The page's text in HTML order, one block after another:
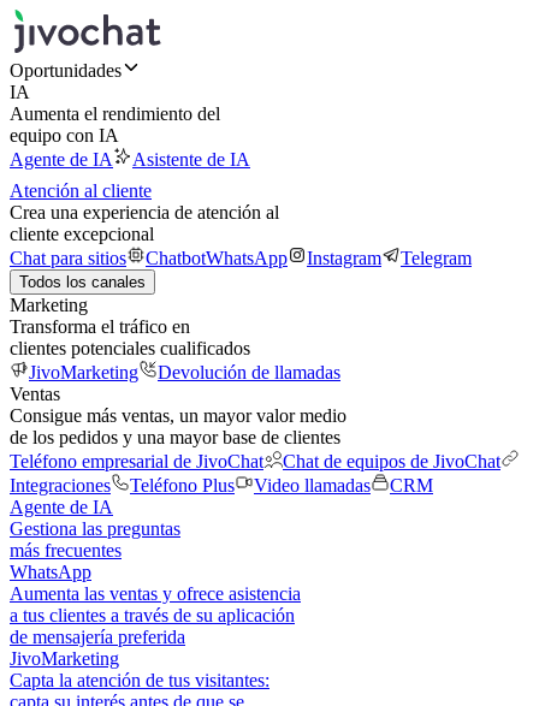
Oportunidades
IA
Aumenta el rendimiento del
equipo con IA
Agente de IA
Asistente de IA
Atención al cliente
Crea una experiencia de atención al
cliente excepcional
Chat para sitios
ChatbotWhatsApp Instagram Telegram
Todos los canales
Marketing
Transforma el tráfico en
clientes potenciales cualificados
JivoMarketing
Devolución de llamadas
Ventas
Consigue más ventas, un mayor valor medio
de los pedidos y una mayor base de clientes
Teléfono empresarial de JivoChat
Chat de equipos de JivoChat
Integraciones
Teléfono Plus Video llamadas
CRM
Agente de IA
Gestiona las preguntas
más frecuentes
WhatsApp
Aumenta las ventas y ofrece asistencia
a tus clientes a través de su aplicación
de mensajería preferida
JivoMarketing
Capta la atención de tus visitantes:
capta su interés antes de que se